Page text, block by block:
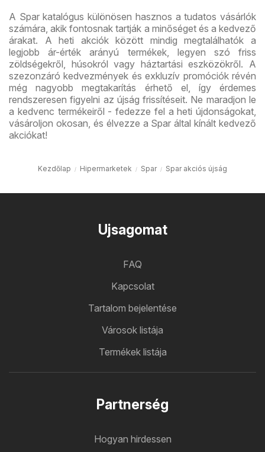
A Spar katalógus különösen hasznos a tudatos vásárlók
számára, akik fontosnak tartják a minőséget és a kedvező
árakat. A heti akciók között mindig megtalálhatók a
legjobb ár-érték arányú termékek, legyen szó friss
zöldségekről, húsokról vagy háztartási eszközökről. A
szezonzáró kedvezmények és exkluzív promóciók révén
még nagyobb megtakarítás érhető el, így érdemes
rendszeresen figyelni az újság frissítéseit. Ne maradjon le
a kedvenc termékeiről - fedezze fel a heti újdonságokat,
vásároljon okosan, és élvezze a Spar által kínált kedvező
akciókat!
Kezdőlap Hipermarketek Spar Spar akciós újság
Ujsagomat
FAQ
Kapcsolat
Tartalom bejelentése
Városok listája
Termékek listája
Partnerség
Hogyan hirdessen